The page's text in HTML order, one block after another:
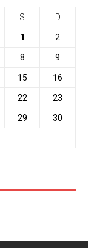
S D
1 2
8 9
15 16
22 23
29 30